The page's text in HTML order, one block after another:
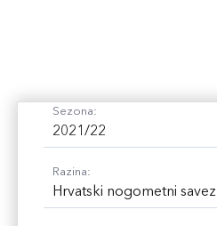
Sezona:
2021/22
Razina:
Hrvatski nogometni savez